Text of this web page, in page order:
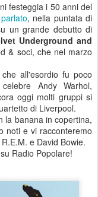
festeggia i 50 anni del
, nella puntata di
un grande debutto di
Underground and
& soci, che nel marzo
all'esordio fu poco
Andy Warhol,
oggi molti gruppi si
di Liverpool.
la banana in copertina,
noti e vi racconteremo
e David Bowie.
Radio Popolare!